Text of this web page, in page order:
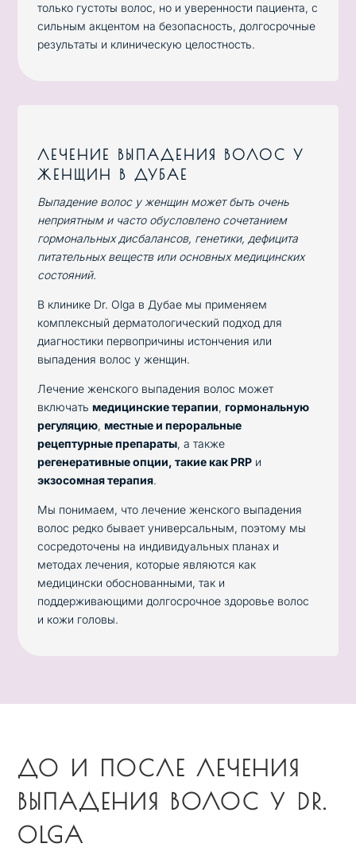
только густоты волос, но и уверенности пациента, с
сильным акцентом на безопасность, долгосрочные
результаты и клиническую целостность.
ЛЕЧЕНИЕ ВЫПАДЕНИЯ ВОЛОС У
ЖЕНЩИН В ДУБАЕ
Выпадение волос у женщин может быть очень
неприятным и часто обусловлено сочетанием
гормональных дисбалансов, генетики, дефицита
питательных веществ или основных медицинских
состояний.
В клинике Dr. Olga в Дубае мы применяем
комплексный дерматологический подход для
диагностики первопричины истончения или
выпадения волос у женщин.
Лечение женского выпадения волос может
включатьмедицинские терапии,гормональную
регуляцию,местные и пероральные
рецептурные препараты, а также
регенеративные опции, такие как PRP и
экзосомная терапия.
Мы понимаем, что лечение женского выпадения
волос редко бывает универсальным, поэтому мы
сосредоточены на индивидуальных планах и
методах лечения, которые являются как
медицински обоснованными, так и
поддерживающими долгосрочное здоровье волос
и кожи головы.
ДО И ПОСЛЕ ЛЕЧЕНИЯ
ВЫПАДЕНИЯ ВОЛОС У DR.
OLGA